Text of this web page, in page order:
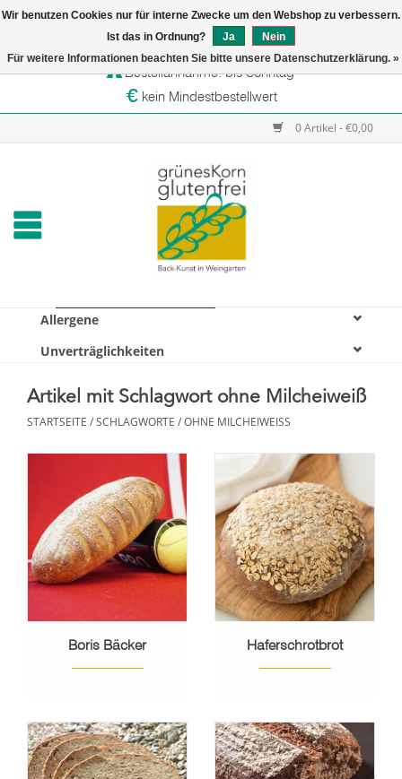
Versandtage: Dienstag & Mittwoch
Bestellannahme: bis Sonntag
kein Mindestbestellwert
0 Artikel - €0,00
Startseite
Online-Shop
Allergene
Unverträglichkeiten
Artikel mit Schlagwort ohne Milcheiweiß
STARTSEITE /SCHLAGWORTE /OHNE MILCHEIWEISS
Boris Bäcker Haferschrotbrot
Wir benutzen Cookies nur für interne Zwecke um den Webshop zu verbessern.
Ist das in Ordnung?
Ja
Nein
Für weitere Informationen beachten Sie bitte unsere Datenschutzerklärung. »